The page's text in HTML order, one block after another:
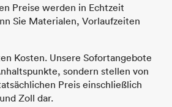
Preise werden in Echtzeit
Sie Materialen, Vorlaufzeiten
Kosten. Unsere Sofortangebote
sondern stellen von
Preis einschließlich
Zoll dar.